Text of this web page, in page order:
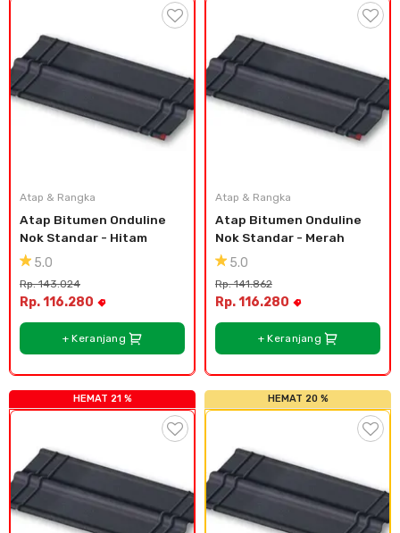
Atap & Rangka
Atap Bitumen Onduline
Nok Standar - Hitam
5.0
Rp. 143.024
Rp. 116.280
+ Keranjang
Atap & Rangka
Atap Bitumen Onduline
Nok Standar - Merah
5.0
Rp. 141.862
Rp. 116.280
+ Keranjang
HEMAT 21 % HEMAT 20 %